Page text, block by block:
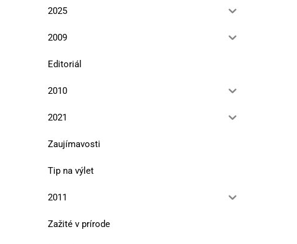
2025
2009
Editoriál
2010
2021
Zaujímavosti
Tip na výlet
2011
Zažité v prírode